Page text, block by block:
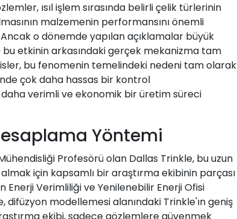
ısıl işlem sırasında belirli çelik türlerinin
malzemenin performansını önemli
o dönemde yapılan açıklamalar büyük
etkinin arkasındaki gerçek mekanizma tam
bu fenomenin temelindeki nedeni tam olarak
çok daha hassas bir kontrol
verimli ve ekonomik bir üretim süreci
Yöntemi
Profesörü olan Dallas Trinkle, bu uzun
için kapsamlı bir araştırma ekibinin parçası
Enerji Verimliliği ve Yenilenebilir Enerji Ofisi
modellemesi alanındaki Trinkle'ın geniş